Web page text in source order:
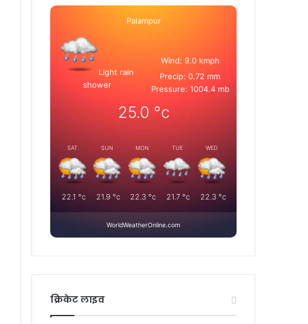
Palampur
Light rain
shower
Wind: 9.0 kmph
Precip: 0.72 mm
Pressure: 1004.4 mb
25.0 °c
SAT
22.1 °c
SUN
21.9 °c
MON
22.3 °c
TUE
21.7 °c
WED
22.3 °c
WorldWeatherOnline.com
क्रिकेट लाइव